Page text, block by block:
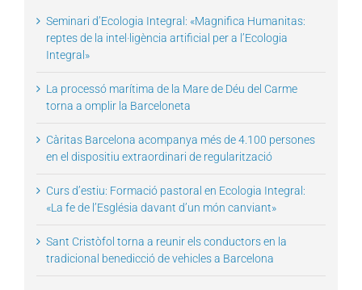
Seminari d’Ecologia Integral: «Magnifica Humanitas:
reptes de la intel·ligència artificial per a l’Ecologia
Integral»
La processó marítima de la Mare de Déu del Carme
torna a omplir la Barceloneta
Càritas Barcelona acompanya més de 4.100 persones
en el dispositiu extraordinari de regularització
Curs d’estiu: Formació pastoral en Ecologia Integral:
«La fe de l’Església davant d’un món canviant»
Sant Cristòfol torna a reunir els conductors en la
tradicional benedicció de vehicles a Barcelona